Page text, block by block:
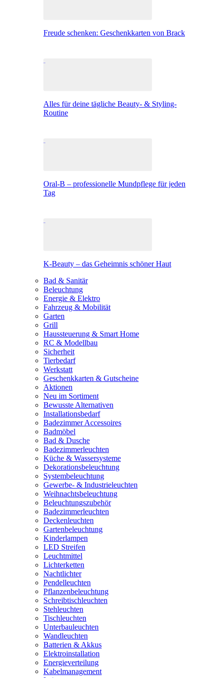
Freude schenken: Geschenkkarten von Brack
Alles für deine tägliche Beauty- & Styling-
Routine
Oral-B – professionelle Mundpflege für jeden
Tag
K-Beauty – das Geheimnis schöner Haut
Bad & Sanitär
Beleuchtung
Energie & Elektro
Fahrzeug & Mobilität
Garten
Grill
Haussteuerung & Smart Home
RC & Modellbau
Sicherheit
Tierbedarf
Werkstatt
Geschenkkarten & Gutscheine
Aktionen
Neu im Sortiment
Bewusste Alternativen
Installationsbedarf
Badezimmer Accessoires
Badmöbel
Bad & Dusche
Badezimmerleuchten
Küche & Wassersysteme
Dekorationsbeleuchtung
Systembeleuchtung
Gewerbe- & Industrieleuchten
Weihnachtsbeleuchtung
Beleuchtungszubehör
Badezimmerleuchten
Deckenleuchten
Gartenbeleuchtung
Kinderlampen
LED Streifen
Leuchtmittel
Lichterketten
Nachtlichter
Pendelleuchten
Pflanzenbeleuchtung
Schreibtischleuchten
Stehleuchten
Tischleuchten
Unterbauleuchten
Wandleuchten
Batterien & Akkus
Elektroinstallation
Energieverteilung
Kabelmanagement